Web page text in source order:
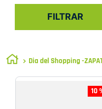
FILTRAR
Dia del Shopping -
10